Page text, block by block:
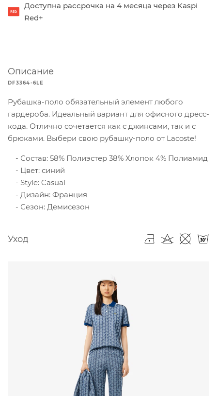
Доступна рассрочка на 4 месяца через Kaspi
Red+
Описание
DF3364-6LE
Рубашка-поло обязательный элемент любого
гардероба. Идеальный вариант для офисного дресс-
кода. Отлично сочетается как с джинсами, так и с
брюками. Выбери свою рубашку-поло от Lacoste!
Состав: 58% Полиэстер 38% Хлопок 4% Полиамид
Цвет: синий
Style: Casual
Дизайн: Франция
Сезон: Демисезон
Уход